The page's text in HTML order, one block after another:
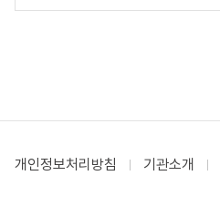
개인정보처리방침 기관소개